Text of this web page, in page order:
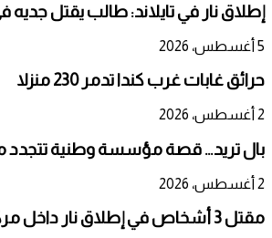
إطلاق نار في تايلاند: طالب يقتل جديه
5 أغسطس، 2026
حرائق غابات غرب كندا تدمر 230 منزلا
2 أغسطس، 2026
بال تريد… قصة مؤسسة وطنية تتجدد
2 أغسطس، 2026
مقتل 3 أشخاص في إطلاق نار داخل مركز تجاري بولاية إيداهو الأمريكية